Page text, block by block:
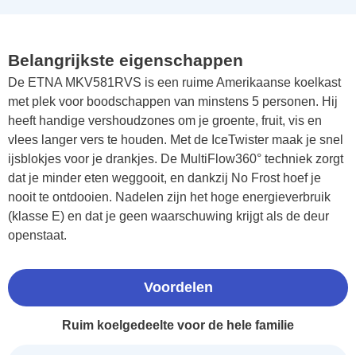
Belangrijkste eigenschappen
De ETNA MKV581RVS is een ruime Amerikaanse koelkast
met plek voor boodschappen van minstens 5 personen. Hij
heeft handige vershoudzones om je groente, fruit, vis en
vlees langer vers te houden. Met de IceTwister maak je snel
ijsblokjes voor je drankjes. De MultiFlow360° techniek zorgt
dat je minder eten weggooit, en dankzij No Frost hoef je
nooit te ontdooien. Nadelen zijn het hoge energieverbruik
(klasse E) en dat je geen waarschuwing krijgt als de deur
openstaat.
Voordelen
Ruim koelgedeelte voor de hele familie